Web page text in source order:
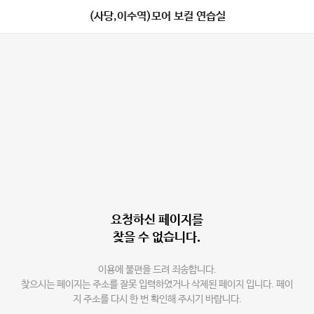
(사당,이수역)모어 보컬 연습실
요청하신 페이지를
찾을 수 없습니다.
이용에 불편을 드려 죄송합니다.
찾으시는 페이지는 주소를 잘못 입력하였거나 삭제된 페이지 입니다. 페이
지 주소를 다시 한 번 확인해 주시기 바랍니다.